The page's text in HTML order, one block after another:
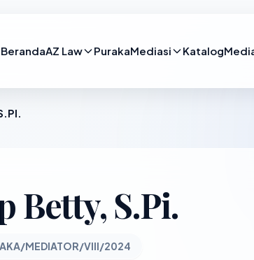
BerandaAZ Law PurakaMediasi Katalog
Betty, S.Pi.
MEDIATOR/VIII/2024